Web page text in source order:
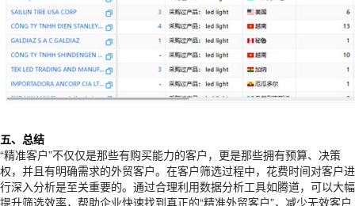
五、总结
“精准客户”不仅仅是那些有购买能力的客户，更是那些拥有预算、决策
权，并且有明确需求的外贸客户。在客户筛选过程中，花费时间对客户进
行深入分析是至关重要的。通过合理利用数据分析工具如腾道，可以大幅
提升筛选效率，帮助企业快速找到真正的“精准外贸客户”，减少无效客户